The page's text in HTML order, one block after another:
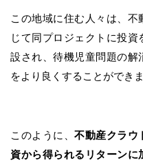
この地域に住む人々は、不
じて同プロジェクトに投
設され、待機児童問題の解
をより良くすることができま
このように、 不動産クラウ
資から得られるリターン